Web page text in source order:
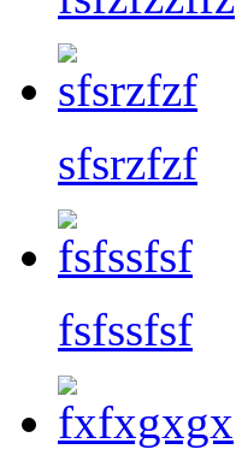
sfsrzfzf
fsfssfsf